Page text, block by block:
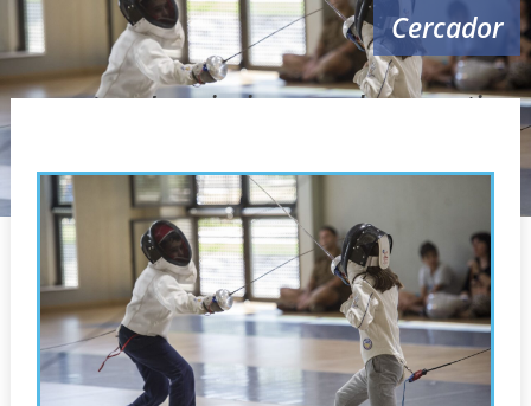
Comunicació ▼
València en esport ▼
Reserves
Cercador
Inscripcions escoles esportives